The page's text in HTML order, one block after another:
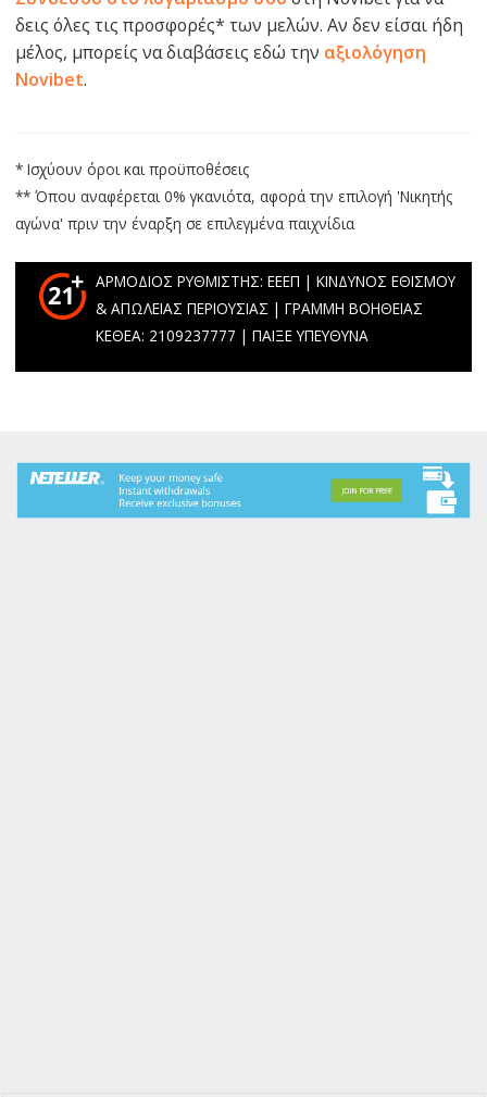
δεις όλες τις προσφορές* των μελών. Αν δεν είσαι ήδη
μέλος, μπορείς να διαβάσεις εδώ την αξιολόγηση
Novibet.
* Ισχύουν όροι και προϋποθέσεις
** Όπου αναφέρεται 0% γκανιότα, αφορά την επιλογή 'Νικητής
αγώνα' πριν την έναρξη σε επιλεγμένα παιχνίδια
ΑΡΜΟΔΙΟΣ ΡΥΘΜΙΣΤΗΣ: ΕΕΕΠ | ΚΙΝΔΥΝΟΣ ΕΘΙΣΜΟΥ
& ΑΠΩΛΕΙΑΣ ΠΕΡΙΟΥΣΙΑΣ | ΓΡΑΜΜΗ ΒΟΗΘΕΙΑΣ
ΚΕΘΕΑ: 2109237777 | ΠΑΙΞΕ ΥΠΕΥΘΥΝΑ